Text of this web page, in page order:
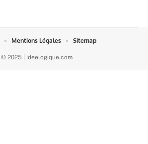
© 2025 | ideelogique.com
Mentions Légales Sitemap